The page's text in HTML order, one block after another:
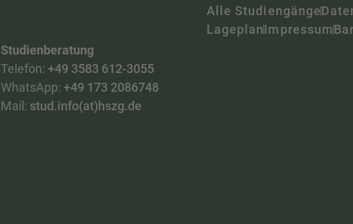
Studienberatung
Telefon: +49 3583 612-3055
WhatsApp: +49 173 2086748
Mail: stud.info(at)hszg.de
Alle Studiengänge
LageplanImpressum